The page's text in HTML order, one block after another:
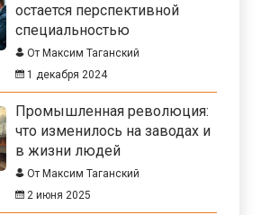
остается перспективной
специальностью
От Максим Таганский
1 декабря 2024
Промышленная революция:
что изменилось на заводах и
в жизни людей
От Максим Таганский
2 июня 2025